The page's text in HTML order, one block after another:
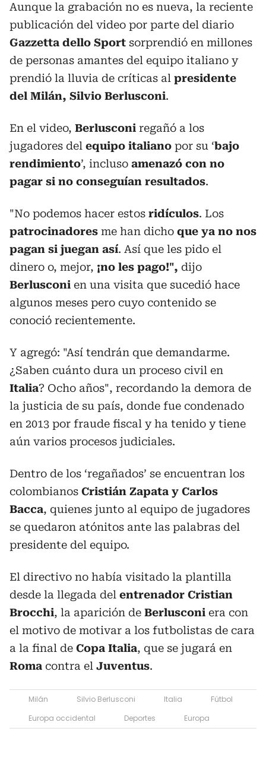
Aunque la grabación no es nueva, la reciente
publicación del video por parte del diario
Gazzetta dello Sport sorprendió en millones
de personas amantes del equipo italiano y
prendió la lluvia de críticas al presidente
del Milán, Silvio Berlusconi.
En el video, Berlusconi regañó a los
jugadores del equipo italiano por su ‘bajo
rendimiento’, incluso amenazó con no
pagar si no conseguían resultados.
"No podemos hacer estos ridículos. Los
patrocinadores me han dicho que ya no nos
pagan si juegan así. Así que les pido el
dinero o, mejor, ¡no les pago!", dijo
Berlusconi en una visita que sucedió hace
algunos meses pero cuyo contenido se
conoció recientemente.
Y agregó: "Así tendrán que demandarme.
¿Saben cuánto dura un proceso civil en
Italia? Ocho años", recordando la demora de
la justicia de su país, donde fue condenado
en 2013 por fraude fiscal y ha tenido y tiene
aún varios procesos judiciales.
Dentro de los ‘regañados’ se encuentran los
colombianos Cristián Zapata y Carlos
Bacca, quienes junto al equipo de jugadores
se quedaron atónitos ante las palabras del
presidente del equipo.
El directivo no había visitado la plantilla
desde la llegada del entrenador Cristian
Brocchi, la aparición de Berlusconi era con
el motivo de motivar a los futbolistas de cara
a la final de Copa Italia, que se jugará en
Roma contra el Juventus.
Milán Silvio Berlusconi Italia
Fútbol
Europa occidental
Deportes Europa